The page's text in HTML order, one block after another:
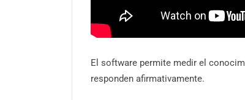
El software permite medir el
responden afirmativamente.